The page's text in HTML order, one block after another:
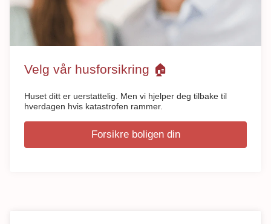
Velg vår husforsikring 🏠
Huset ditt er uerstattelig. Men vi hjelper deg tilbake til
hverdagen hvis katastrofen rammer.
Forsikre boligen din